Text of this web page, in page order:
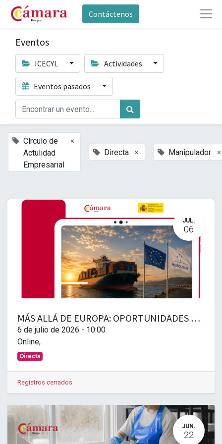
Contáctenos
Eventos
ICECYL Actividades
Eventos pasados
Círculo de
Actulidad
Empresarial
×
Directa × Manipulador ×
JUL.
06
MÁS ALLÁ DE EUROPA: OPORTUNIDADES DE EXPORTACIÓN EN MERCOSUR E INDIA
6 de julio de 2026 - 10:00
Online,
Directa
Registros cerrados
JUN.
22